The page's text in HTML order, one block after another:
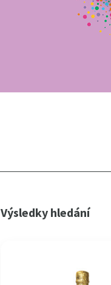
Výsledky hledání